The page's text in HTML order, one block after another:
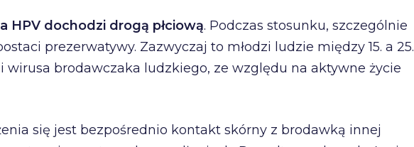
HPV dochodzi drogą płciową. Podczas stosunku, szczególnie
prezerwatywy. Zazwyczaj to młodzi ludzie między 15. a 25.
wirusa brodawczaka ludzkiego, ze względu na aktywne życie
się jest bezpośrednio kontakt skórny z brodawką innej